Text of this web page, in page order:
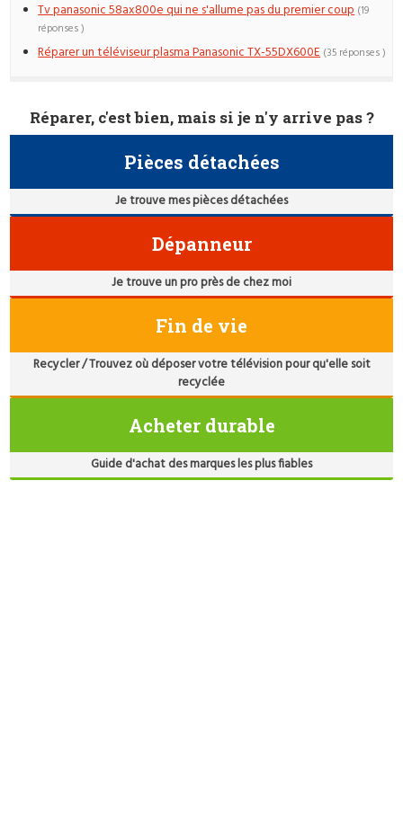
Tv panasonic 58ax800e qui ne s'allume pas du premier coup (19
réponses )
Réparer un téléviseur plasma Panasonic TX-55DX600E (35 réponses )
Réparer, c'est bien, mais si je n'y arrive pas ?
Pièces détachées
Je trouve mes pièces détachées
Dépanneur
Je trouve un pro près de chez moi
Fin de vie
Recycler / Trouvez où déposer votre télévision pour qu'elle soit
recyclée
Acheter durable
Guide d'achat des marques les plus fiables